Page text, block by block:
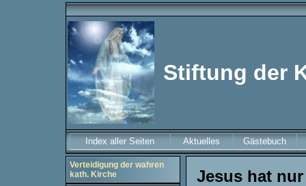
Stiftung der
Index aller Seiten Aktuelles Gästebuch
Verteidigung der wahren
kath. Kirche
Jesus hat